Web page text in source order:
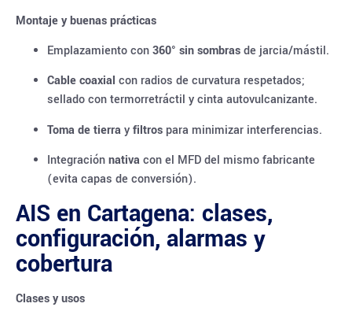
Montaje y buenas prácticas
Emplazamiento con360° sin sombrasde jarcia/mástil.
Cable coaxial con radios de curvatura respetados;
sellado con termorretráctil y cinta autovulcanizante.
Toma de tierrayfiltros para minimizar interferencias.
Integraciónnativacon el MFD del mismo fabricante
(evita capas de conversión).
AIS en Cartagena: clases,
configuración, alarmas y
cobertura
Clases y usos